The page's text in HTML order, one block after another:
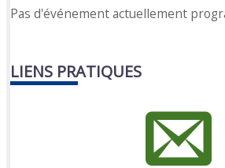
Pas d'événement actuellement
LIENS PRATIQUES